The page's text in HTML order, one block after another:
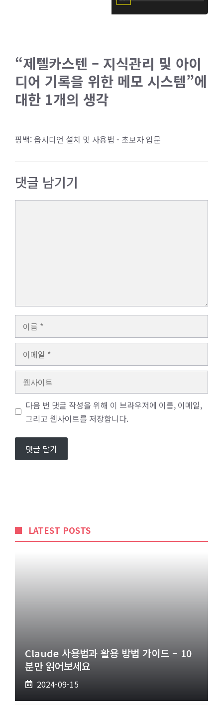
“제텔카스텐 – 지식관리 및 아이
디어 기록을 위한 메모 시스템”에
대한 1개의 생각
핑백: 옵시디언 설치 및 사용법 - 초보자 입문
댓글 남기기
름
메
사
트
다음 번 댓글 작성을 위해 이 브라우저에 이름, 이메일,
그리고 웹사이트를 저장합니다.
LATEST POSTS
Claude 사용법과 활용 방법 가이드 – 10
분만 읽어보세요
2024-09-15